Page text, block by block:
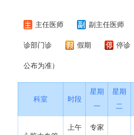
主任医师 副主任医师
诊部门诊 假期 停诊
公布为准）
科室 时段
星期
一
星期
二
上午 专家